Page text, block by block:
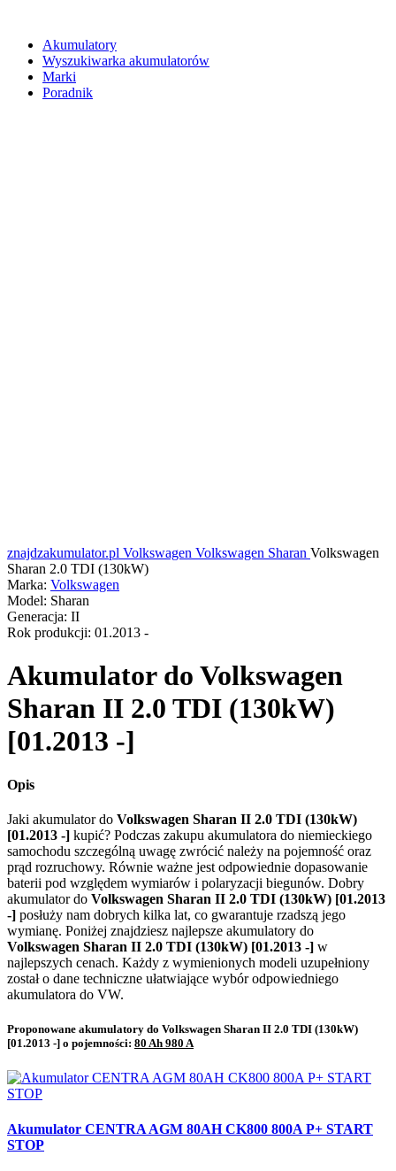
Akumulatory
Wyszukiwarka akumulatorów
Marki
Poradnik
znajdzakumulator.pl Volkswagen Volkswagen Sharan Volkswagen
Sharan 2.0 TDI (130kW)
Marka: Volkswagen
Model: Sharan
Generacja: II
Rok produkcji: 01.2013 -
Akumulator do Volkswagen
Sharan II 2.0 TDI (130kW)
[01.2013 -]
Opis
Jaki akumulator do Volkswagen Sharan II 2.0 TDI (130kW)
[01.2013 -] kupić? Podczas zakupu akumulatora do niemieckiego
samochodu szczególną uwagę zwrócić należy na pojemność oraz
prąd rozruchowy. Równie ważne jest odpowiednie dopasowanie
baterii pod względem wymiarów i polaryzacji biegunów. Dobry
akumulator do Volkswagen Sharan II 2.0 TDI (130kW) [01.2013
-] posłuży nam dobrych kilka lat, co gwarantuje rzadszą jego
wymianę. Poniżej znajdziesz najlepsze akumulatory do
Volkswagen Sharan II 2.0 TDI (130kW) [01.2013 -] w
najlepszych cenach. Każdy z wymienionych modeli uzupełniony
został o dane techniczne ułatwiające wybór odpowiedniego
akumulatora do VW.
Proponowane akumulatory do Volkswagen Sharan II 2.0 TDI (130kW)
[01.2013 -] o pojemności: 80 Ah 980 A
Akumulator CENTRA AGM 80AH CK800 800A P+ START
STOP